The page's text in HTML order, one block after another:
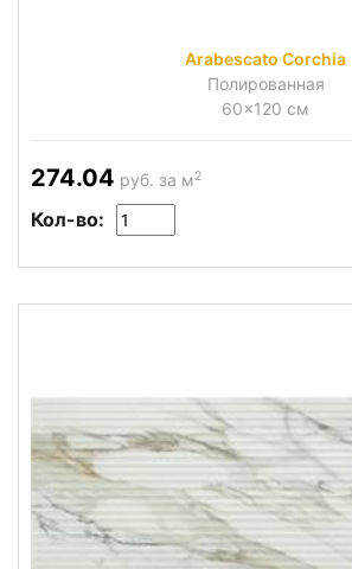
Arabescato Corchia
Полированная
60x120 см
274.04 руб. за м2
Кол-во: